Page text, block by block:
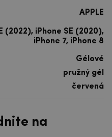
APPLE
(2022), iPhone SE (2020),
iPhone 7, iPhone 8
Gélové
pružný gél
červená
na